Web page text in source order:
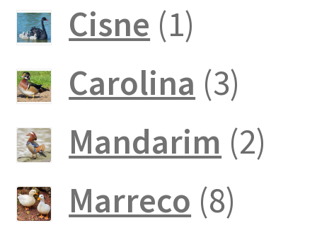
Cisne 11
produto
Carolina 33
Mandarim 22
Marreco 88